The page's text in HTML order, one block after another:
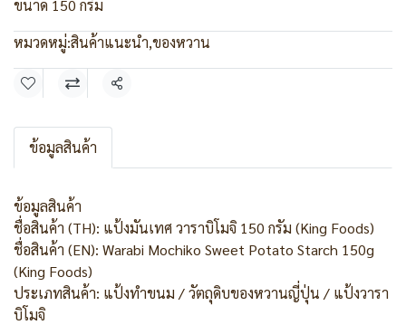
ขนาด 150 กรัม
หมวดหมู่:สินค้าแนะนำ,ของหวาน
แชร์
ข้อมูลสินค้า
ข้อมูลสินค้า
ชื่อสินค้า (TH): แป้งมันเทศ วาราบิโมจิ 150 กรัม (King Foods)
ชื่อสินค้า (EN): Warabi Mochiko Sweet Potato Starch 150g
(King Foods)
ประเภทสินค้า: แป้งทำขนม / วัตถุดิบของหวานญี่ปุ่น / แป้งวารา
บิโมจิ